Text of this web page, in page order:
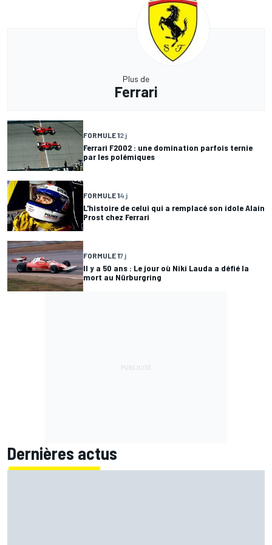
Plus de
Ferrari
FORMULE 12 j
Ferrari F2002 : une domination parfois ternie
par les polémiques
FORMULE 14 j
L'histoire de celui qui a remplacé son idole Alain
Prost chez Ferrari
FORMULE 17 j
Il y a 50 ans : Le jour où Niki Lauda a défié la
mort au Nürburgring
Dernières actus